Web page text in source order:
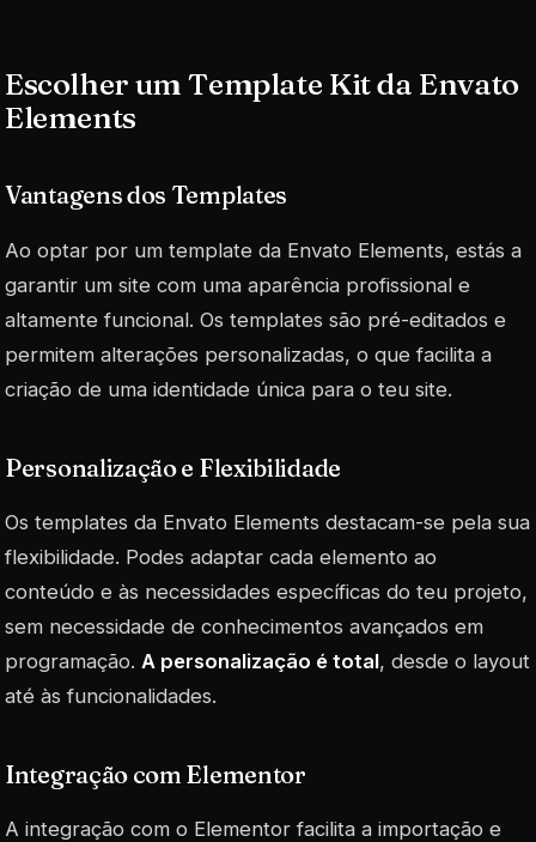
Escolher um Template Kit da Envato
Elements
Vantagens dos Templates
Ao optar por um template da Envato Elements, estás a
garantir um site com uma aparência profissional e
altamente funcional. Os templates são pré-editados e
permitem alterações personalizadas, o que facilita a
criação de uma identidade única para o teu site.
Personalização e Flexibilidade
Os templates da Envato Elements destacam-se pela sua
flexibilidade. Podes adaptar cada elemento ao
conteúdo e às necessidades específicas do teu projeto,
sem necessidade de conhecimentos avançados em
programação. A personalização é total, desde o layout
até às funcionalidades.
Integração com Elementor
A integração com o Elementor facilita a importação e